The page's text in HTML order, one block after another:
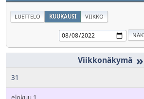
LUETTELO KUUKAUSI VIIKKO
»
31